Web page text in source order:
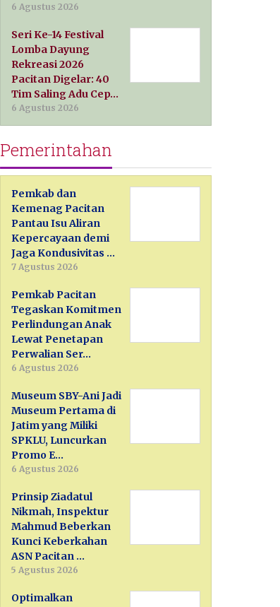
6 Agustus 2026
Seri Ke-14 Festival
Lomba Dayung
Rekreasi 2026
Pacitan Digelar: 40
Tim Saling Adu Cep…
6 Agustus 2026
Pemerintahan
Pemkab dan
Kemenag Pacitan
Pantau Isu Aliran
Kepercayaan demi
Jaga Kondusivitas …
7 Agustus 2026
Pemkab Pacitan
Tegaskan Komitmen
Perlindungan Anak
Lewat Penetapan
Perwalian Ser…
6 Agustus 2026
Museum SBY-Ani Jadi
Museum Pertama di
Jatim yang Miliki
SPKLU, Luncurkan
Promo E…
6 Agustus 2026
Prinsip Ziadatul
Nikmah, Inspektur
Mahmud Beberkan
Kunci Keberkahan
ASN Pacitan …
5 Agustus 2026
Optimalkan